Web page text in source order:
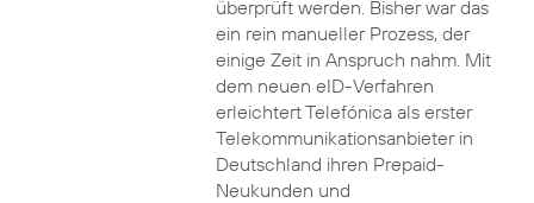
überprüft werden. Bisher war das
ein rein manueller Prozess, der
einige Zeit in Anspruch nahm. Mit
dem neuen eID-Verfahren
erleichtert Telefónica als erster
Telekommunikationsanbieter in
Deutschland ihren Prepaid-
Neukunden und